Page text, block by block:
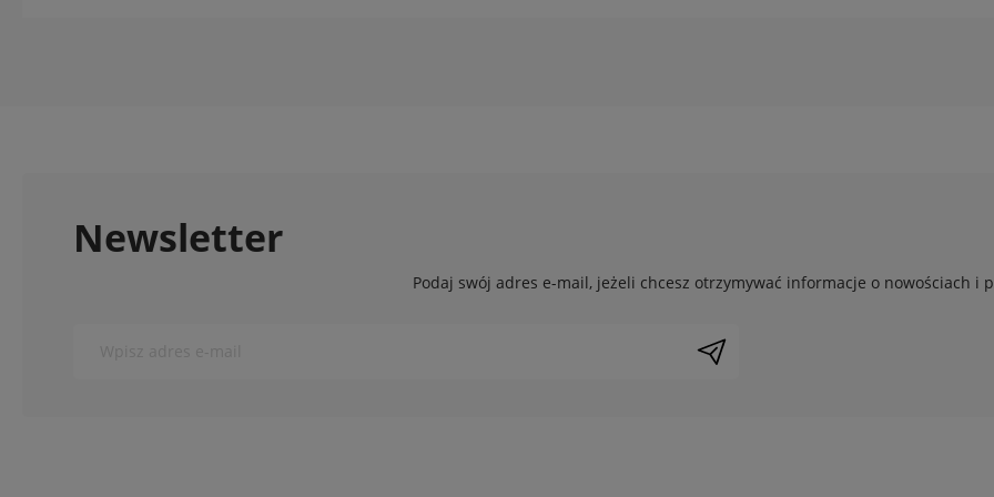
Newsletter
Podaj swój adres e-mail, jeżeli chcesz otrzymywać informacje o nowościach i